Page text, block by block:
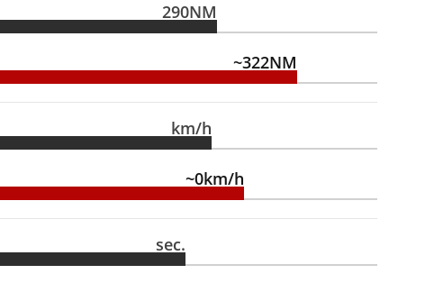
290NM
~322NM
km/h
~0km/h
sec.